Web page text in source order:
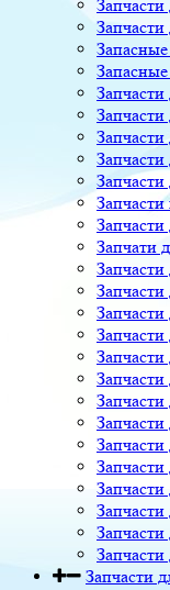
Запчасти
Запчасти
Запчасти
Запчасти
Запчати
Запчасти
Запчасти
Запчасти
Запчасти
Запчасти